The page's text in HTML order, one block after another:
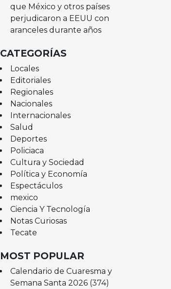
que México y otros países
perjudicaron a EEUU con
aranceles durante años
CATEGORÍAS
Locales
Editoriales
Regionales
Nacionales
Internacionales
Salud
Deportes
Policiaca
Cultura y Sociedad
Política y Economía
Espectáculos
mexico
Ciencia Y Tecnología
Notas Curiosas
Tecate
MOST POPULAR
Calendario de Cuaresma y
Semana Santa 2026 (374)